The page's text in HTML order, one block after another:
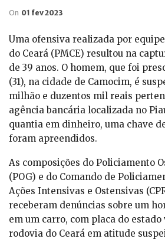
On 01 fev 2023
Uma ofensiva realizada por
do Ceará (PMCE) resultou na
de 39 anos. O homem, que foi
(31), na cidade de Camocim, é
milhão e duzentos mil reais
agência bancária localizada no
quantia em dinheiro, uma chave
foram apreendidos.
As composições do Policiamento
(POG) e do Comando de
Ações Intensivas e Ostensivas
receberam denúncias sobre um
em um carro, com placa do
rodovia do Ceará em atitude